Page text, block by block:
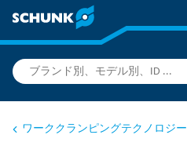
ワーククランピングテクノロジー